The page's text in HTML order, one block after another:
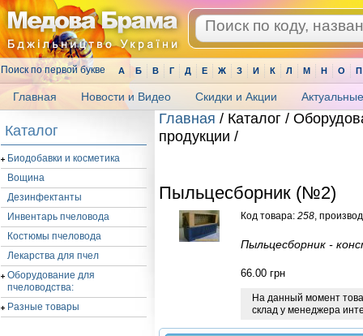
Поиск по первой букве А Б В Г Д Е Ж З И К Л М Н О П
Главная Новости и Видео Скидки и Акции
Каталог
Биодобавки и косметика
Вощина
Дезинфектанты
Инвентарь пчеловода
Костюмы пчеловода
Лекарства для пчел
Оборудование для
пчеловодства:
Разные товары
Главная / Каталог /
продукции /
Пыльцесборник (№2)
Код товара: 258 ,
Пыльцесборник -
66.00 грн
На данный момент
склад у менеджера